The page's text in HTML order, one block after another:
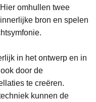
omhullen twee
bron en spelen
in het ontwerp en in
door de
te creëren.
kunnen de